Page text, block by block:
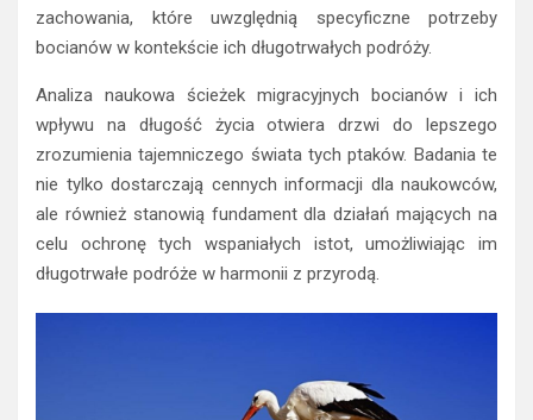
zachowania, które uwzględnią specyficzne potrzeby
bocianów w kontekście ich długotrwałych podróży.
Analiza naukowa ścieżek migracyjnych bocianów i ich
wpływu na długość życia otwiera drzwi do lepszego
zrozumienia tajemniczego świata tych ptaków. Badania te
nie tylko dostarczają cennych informacji dla naukowców,
ale również stanowią fundament dla działań mających na
celu ochronę tych wspaniałych istot, umożliwiając im
długotrwałe podróże w harmonii z przyrodą.